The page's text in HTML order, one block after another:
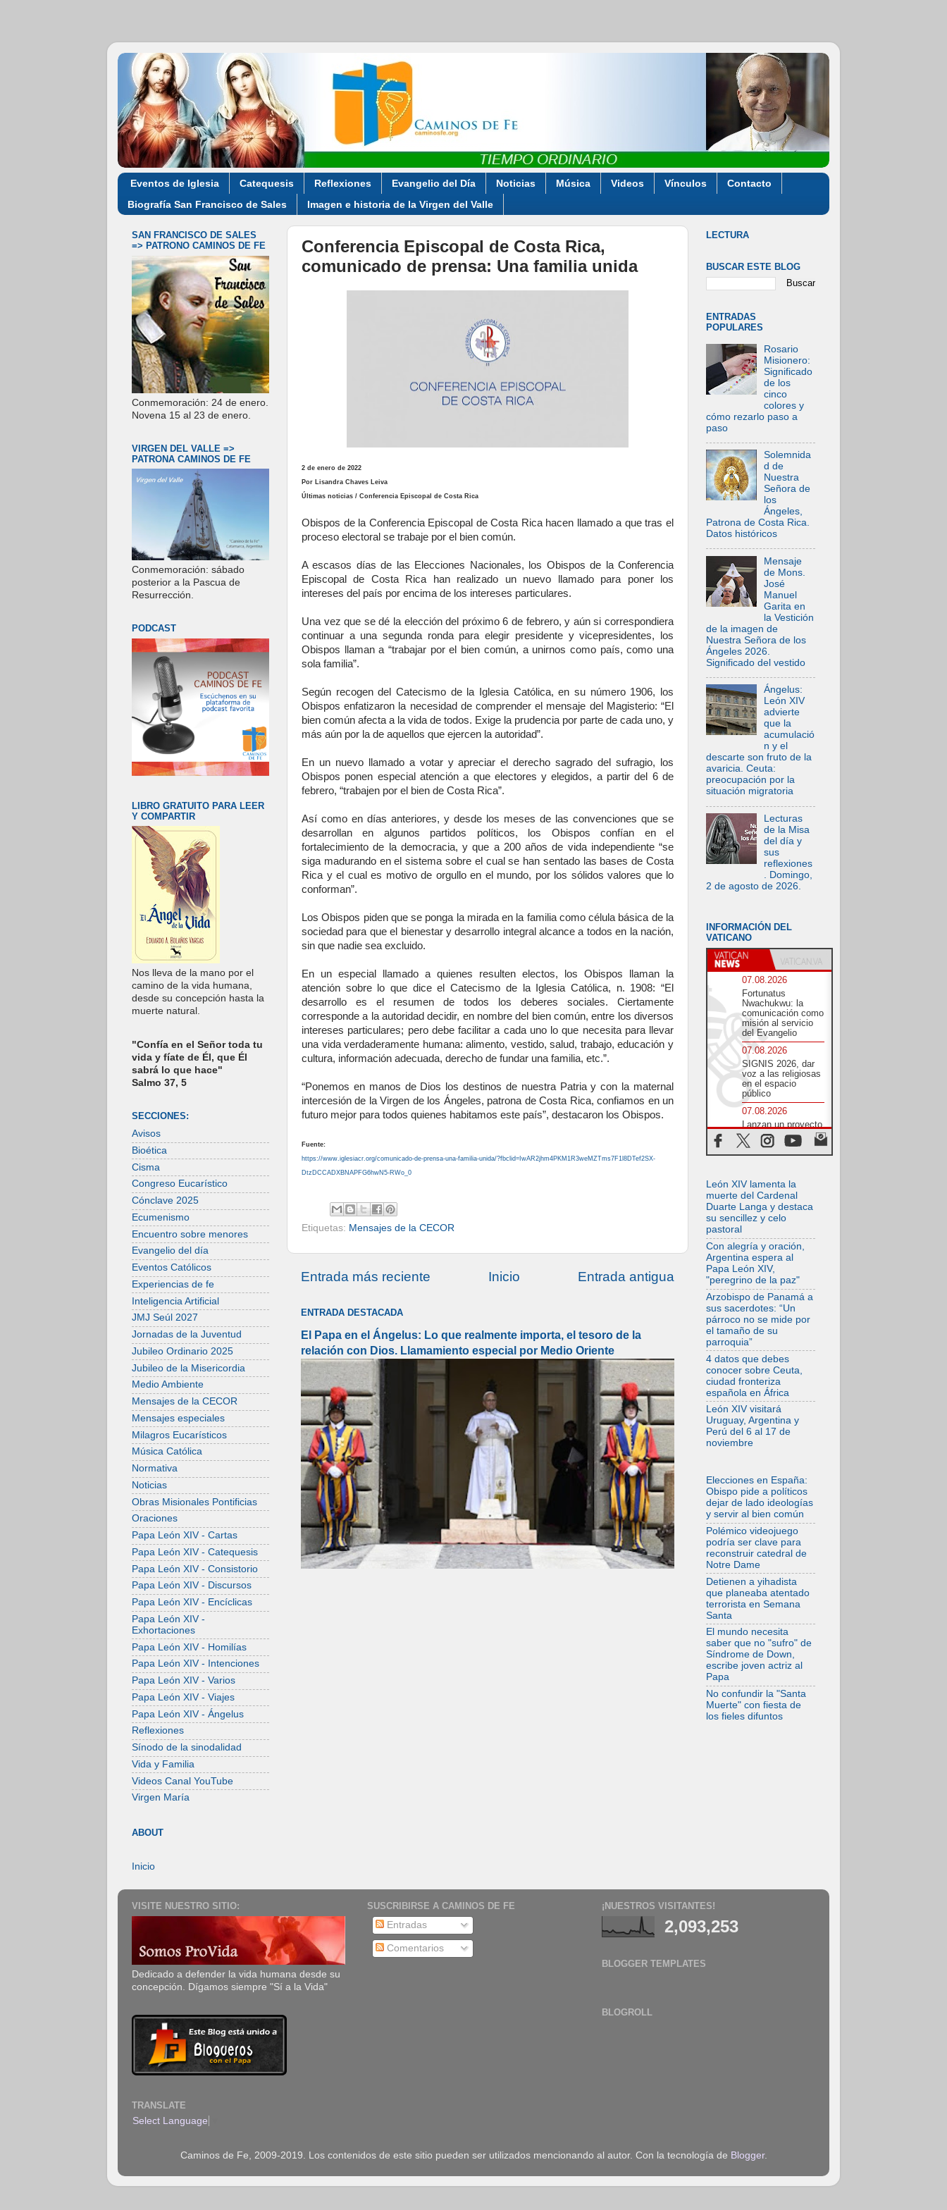
Eventos de Iglesia Catequesis Reflexiones Evangelio del Día Noticias Música Videos Vínculos
Contacto
Biografía San Francisco de Sales
Imagen e historia de la Virgen del Valle
Conferencia Episcopal de Costa Rica,
comunicado de prensa: Una familia unida
2 de enero de 2022
Por Lisandra Chaves Leiva
Últimas noticias / Conferencia Episcopal de Costa Rica
Obispos de la Conferencia Episcopal de Costa Rica hacen llamado a que tras el
proceso electoral se trabaje por el bien común.
A escasos días de las Elecciones Nacionales, los Obispos de la Conferencia
Episcopal de Costa Rica han realizado un nuevo llamado para poner los
intereses del país por encima de los intereses particulares.
Una vez que se dé la elección del próximo 6 de febrero, y aún si correspondiera
continuar a una segunda ronda para elegir presidente y vicepresidentes, los
Obispos llaman a “trabajar por el bien común, a unirnos como país, como una
sola familia”.
Según recogen del Catecismo de la Iglesia Católica, en su número 1906, los
Obispos enfatizaron la necesidad de comprender el mensaje del Magisterio: “El
bien común afecta a la vida de todos. Exige la prudencia por parte de cada uno, y
más aún por la de aquellos que ejercen la autoridad”.
En un nuevo llamado a votar y apreciar el derecho sagrado del sufragio, los
Obispos ponen especial atención a que electores y elegidos, a partir del 6 de
febrero, “trabajen por el bien de Costa Rica”.
Así como en días anteriores, y desde los meses de las convenciones que se
desarrollan en algunos partidos políticos, los Obispos confían en el
fortalecimiento de la democracia, y que a 200 años de vida independiente “se
siga madurando en el sistema sobre el cual se han sentado las bases de Costa
Rica y el cual es motivo de orgullo en el mundo, por los sólidos valores que lo
conforman”.
Los Obispos piden que se ponga la mirada en la familia como célula básica de la
sociedad para que el bienestar y desarrollo integral alcance a todos en la nación,
sin que nadie sea excluido.
En un especial llamado a quienes resulten electos, los Obispos llaman la
atención sobre lo que dice el Catecismo de la Iglesia Católica, n. 1908: “El
desarrollo es el resumen de todos los deberes sociales. Ciertamente
corresponde a la autoridad decidir, en nombre del bien común, entre los diversos
intereses particulares; pero debe facilitar a cada uno lo que necesita para llevar
una vida verdaderamente humana: alimento, vestido, salud, trabajo, educación y
cultura, información adecuada, derecho de fundar una familia, etc.”.
“Ponemos en manos de Dios los destinos de nuestra Patria y con la maternal
intercesión de la Virgen de los Ángeles, patrona de Costa Rica, confiamos en un
futuro mejor para todos quienes habitamos este país”, destacaron los Obispos.
Fuente:
https://www.iglesiacr.org/comunicado-de-prensa-una-familia-unida/?fbclid=IwAR2jhm4PKM1R3weMZTms7F1l8DTef2SX-
DtzDCCADXBNAPFG6hwN5-RWo_0
Etiquetas: Mensajes de la CECOR
Entrada más reciente Entrada antigua
Inicio
ENTRADA DESTACADA
El Papa en el Ángelus: Lo que realmente importa, el tesoro de la
relación con Dios. Llamamiento especial por Medio Oriente
SAN FRANCISCO DE SALES
=> PATRONO CAMINOS DE FE
Conmemoración: 24 de enero.
Novena 15 al 23 de enero.
VIRGEN DEL VALLE =>
PATRONA CAMINOS DE FE
Conmemoración: sábado
posterior a la Pascua de
Resurrección.
PODCAST
LIBRO GRATUITO PARA LEER
Y COMPARTIR
Nos lleva de la mano por el
camino de la vida humana,
desde su concepción hasta la
muerte natural.
"Confía en el Señor toda tu
vida y fíate de Él, que Él
sabrá lo que hace"
Salmo 37, 5
SECCIONES:
Avisos
Bioética
Cisma
Congreso Eucarístico
Cónclave 2025
Ecumenismo
Encuentro sobre menores
Evangelio del día
Eventos Católicos
Experiencias de fe
Inteligencia Artificial
JMJ Seúl 2027
Jornadas de la Juventud
Jubileo Ordinario 2025
Jubileo de la Misericordia
Medio Ambiente
Mensajes de la CECOR
Mensajes especiales
Milagros Eucarísticos
Música Católica
Normativa
Noticias
Obras Misionales Pontificias
Oraciones
Papa León XIV - Cartas
Papa León XIV - Catequesis
Papa León XIV - Consistorio
Papa León XIV - Discursos
Papa León XIV - Encíclicas
Papa León XIV -
Exhortaciones
Papa León XIV - Homilías
Papa León XIV - Intenciones
Papa León XIV - Varios
Papa León XIV - Viajes
Papa León XIV - Ángelus
Reflexiones
Sínodo de la sinodalidad
Vida y Familia
Videos Canal YouTube
Virgen María
ABOUT
Inicio
LECTURA
BUSCAR ESTE BLOG
ENTRADAS
POPULARES
Rosario
Misionero:
Significado
de los
cinco
colores y
cómo rezarlo paso a
paso
Solemnida
d de
Nuestra
Señora de
los
Ángeles,
Patrona de Costa Rica.
Datos históricos
Mensaje
de Mons.
José
Manuel
Garita en
la Vestición
de la imagen de
Nuestra Señora de los
Ángeles 2026.
Significado del vestido
Ángelus:
León XIV
advierte
que la
acumulació
n y el
descarte son fruto de la
avaricia. Ceuta:
preocupación por la
situación migratoria
Lecturas
de la Misa
del día y
sus
reflexiones
. Domingo,
2 de agosto de 2026.
INFORMACIÓN DEL
VATICANO
07.08.2026
Fortunatus
Nwachukwu: la
comunicación como
misión al servicio
del Evangelio
07.08.2026
SIGNIS 2026, dar
voz a las religiosas
en el espacio
público
07.08.2026
Lanzan un proyecto
de empoderamiento
digital para mujeres
líderes en África
Programa oficial del
Viaje Apostólico del
Papa León XIV a
Francia
07.08.2026
Obispos de
Ecuador: El bien de
las familias no
admite premuras
legislativas
06.08.2026
Cardenal Parolin: La
paz comienza con
la empatía al dolor
del otro
06.08.2026
Fray Marco Vianelli:
Aprender el
Evangelio de la Paz
en la Escuela de
San Francisco
06.08.2026
La visita del Papa
06.08.2026
El agradecimiento
de los jóvenes al
Papa: «Hoy nos
sentimos Iglesia»
06.08.2026
Líbano: Reanudan
los coloquios en
Roma en medio de
tensiones y ataques
en el sur del país
León XIV lamenta la
muerte del Cardenal
Duarte Langa y destaca
su sencillez y celo
pastoral
Con alegría y oración,
Argentina espera al
Papa León XIV,
"peregrino de la paz"
Arzobispo de Panamá a
sus sacerdotes: “Un
párroco no se mide por
el tamaño de su
parroquia”
4 datos que debes
conocer sobre Ceuta,
ciudad fronteriza
española en África
León XIV visitará
Uruguay, Argentina y
Perú del 6 al 17 de
noviembre
Elecciones en España:
Obispo pide a políticos
dejar de lado ideologías
y servir al bien común
Polémico videojuego
podría ser clave para
reconstruir catedral de
Notre Dame
Detienen a yihadista
que planeaba atentado
terrorista en Semana
Santa
El mundo necesita
saber que no "sufro" de
Síndrome de Down,
escribe joven actriz al
Papa
No confundir la "Santa
Muerte" con fiesta de
los fieles difuntos
VISITE NUESTRO SITIO:
Dedicado a defender la vida humana desde su
concepción. Dígamos siempre "Sí a la Vida"
TRANSLATE
Select Language
SUSCRIBIRSE A CAMINOS DE FE
Entradas
Comentarios
¡NUESTROS VISITANTES!
2,093,253
BLOGGER TEMPLATES
BLOGROLL
Caminos de Fe, 2009-2019. Los contenidos de este sitio pueden ser utilizados mencionando al autor. Con la tecnología de Blogger.